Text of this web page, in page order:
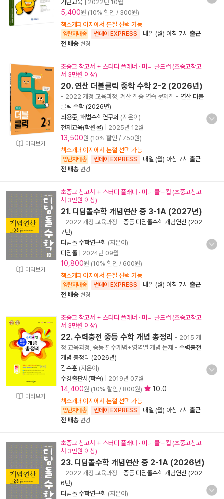
기탄교육
2022년 10월
5,400원 (10% 할인 / 300원)
책소개페이지에서 분철 선택 가능
양탄자배송 썬데이 EXPRESS 내일 (월) 아침 7시 출근
전 배송 변경
미리보기
초중고 참고서 + 스터디 플래너 · 미니 콜드컵 (초중고참고
서 3만원 이상)
20. 연산 더블클릭 중학 수학 2-2 (2026년)
- 2022 개정 교육과정, 계산 집중 연습 문제집 - 연산 더블
클릭 수학 (2026년)
최용준 해법수학연구회 (지은이)
천재교육(학원물)
2025년 12월
13,500원 (10% 할인 / 750원)
책소개페이지에서 분철 선택 가능
양탄자배송 썬데이 EXPRESS 내일 (월) 아침 7시 출근
전 배송 변경
미리보기
초중고 참고서 + 스터디 플래너 · 미니 콜드컵 (초중고참고
서 3만원 이상)
21. 디딤돌수학 개념연산 중 3-1A (2027년)
- 2022 개정 교육과정 - 중등 디딤돌수학 개념연산 (202
7년)
디딤돌 수학연구회 (지은이)
디딤돌
2024년 09월
10,800원 (10% 할인 / 600원)
책소개페이지에서 분철 선택 가능
양탄자배송 썬데이 EXPRESS 내일 (월) 아침 7시 출근
전 배송 변경
미리보기
초중고 참고서 + 스터디 플래너 · 미니 콜드컵 (초중고참고
서 3만원 이상)
22. 수력충전 중등 수학 개념 총정리 - 2015 개
정 교육과정, 중등 필수개념+영역별 개념 문제 - 수력충전
개념 총정리 (2026년)
김수훈 (지은이)
수경출판사(학습)
2019년 07월
14,400원 (10% 할인 / 800원) 10.0
책소개페이지에서 분철 선택 가능
양탄자배송 썬데이 EXPRESS 내일 (월) 아침 7시 출근
전 배송 변경
초중고 참고서 + 스터디 플래너 · 미니 콜드컵 (초중고참고
서 3만원 이상)
23. 디딤돌수학 개념연산 중 2-1A (2026년)
- 2022 개정 교육과정 - 중등 디딤돌수학 개념연산 (202
6년)
디딤돌 수학연구회 (지은이)